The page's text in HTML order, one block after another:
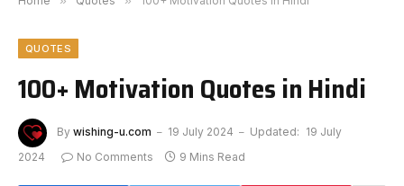
QUOTES
100+ Motivation Quotes in Hindi
By wishing-u.com 19 July 2024 Updated: 19 July
2024
No Comments 9 Mins Read